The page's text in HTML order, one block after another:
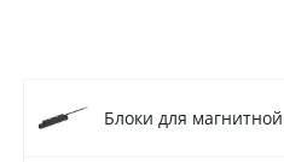
Блоки для